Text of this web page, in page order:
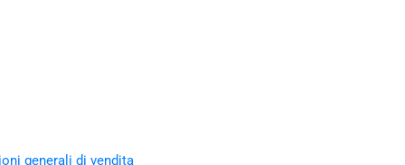
generali di vendita